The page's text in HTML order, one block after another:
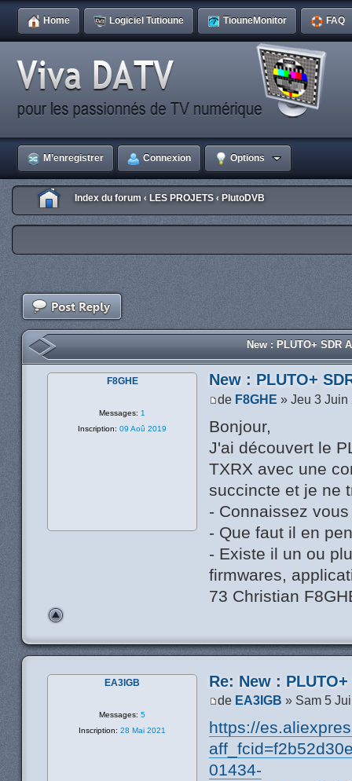
Home Logiciel Tutioune TiouneMonitor FAQ
M’enregistrer Connexion Options
Index du forum ‹ LES PROJETS ‹ PlutoDVB
New : PLUTO+ SDR
New : PLUTO+
de F8GHE » Jeu 3 Juin
Bonjour,
J'ai découvert le
TXRX avec une
succincte et je ne
- Connaissez
- Que faut il en
- Existe il un ou
firmwares,
73 Christian
F8GHE
Messages: 1
Inscription: 09 Aoû 2019
Re: New :
de EA3IGB » Sam 5
https://
01434-
EA3IGB
Messages: 5
Inscription: 28 Mai 2021